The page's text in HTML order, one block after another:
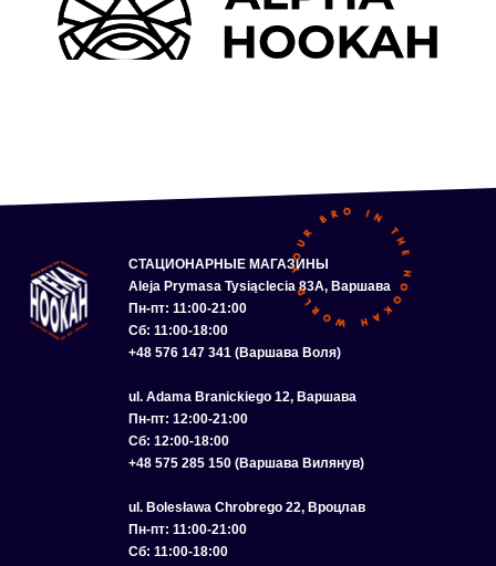
СТАЦИОНАРНЫЕ МАГАЗИНЫ
Aleja Prymasa Tysiąclecia 83A, Варшава
Пн-пт: 11:00-21:00
Сб: 11:00-18:00
+48 576 147 341 (Варшава Воля)
ul. Adama Branickiego 12, Варшава
Пн-пт: 12:00-21:00
Сб: 12:00-18:00
+48 575 285 150 (Варшава Вилянув)
ul. Bolesława Chrobrego 22, Вроцлав
Пн-пт: 11:00-21:00
Сб: 11:00-18:00